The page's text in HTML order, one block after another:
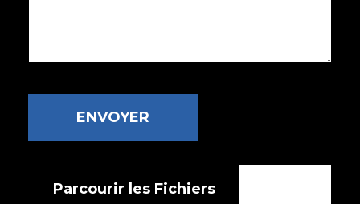
ENVOYER
Parcourir les Fichiers